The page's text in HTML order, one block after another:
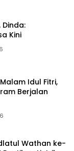
Dinda:
Kini
Idul Fitri,
Berjalan
Wathan ke-